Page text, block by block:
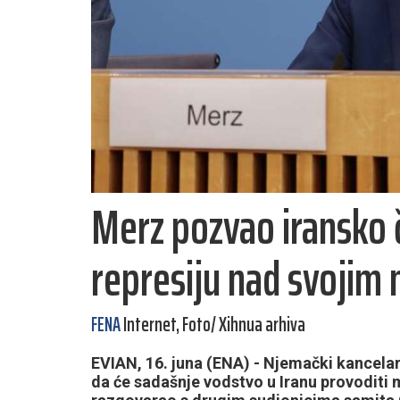
Merz pozvao
represiju nad svojim
FENAInternet, Foto/ Xihnua arhiva
EVIAN, 16. juna (ENA) - Njemački
da će sadašnje vodstvo u Iranu